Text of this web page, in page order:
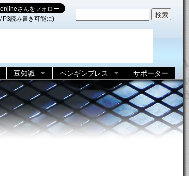
読み書き可能に)
豆知識 ペンギンプレス サポーター